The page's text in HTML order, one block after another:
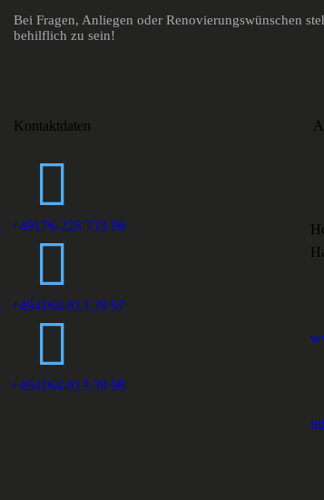
Bei Fragen, Anliegen oder Renovierungswünschen
behilflich zu sein!
Kontaktdaten
+49176-228 733 86
+494164-813 29 97
+494164-813 29 98